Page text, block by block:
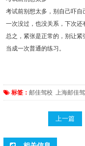
考试前别想太多，别自己吓
一次没过，也没关系，下次还
总之，紧张是正常的，别让
当成一次普通的练习。
标签： 邮佳驾校 上海邮佳
上一篇